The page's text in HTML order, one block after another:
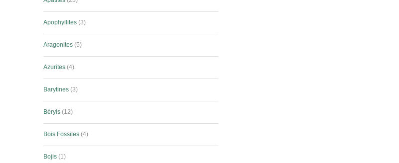
Apophyllites 3
Aragonites 5
Azurites 4
Barytines 3
Béryls 12
Bois Fossiles 4
Bojis 1